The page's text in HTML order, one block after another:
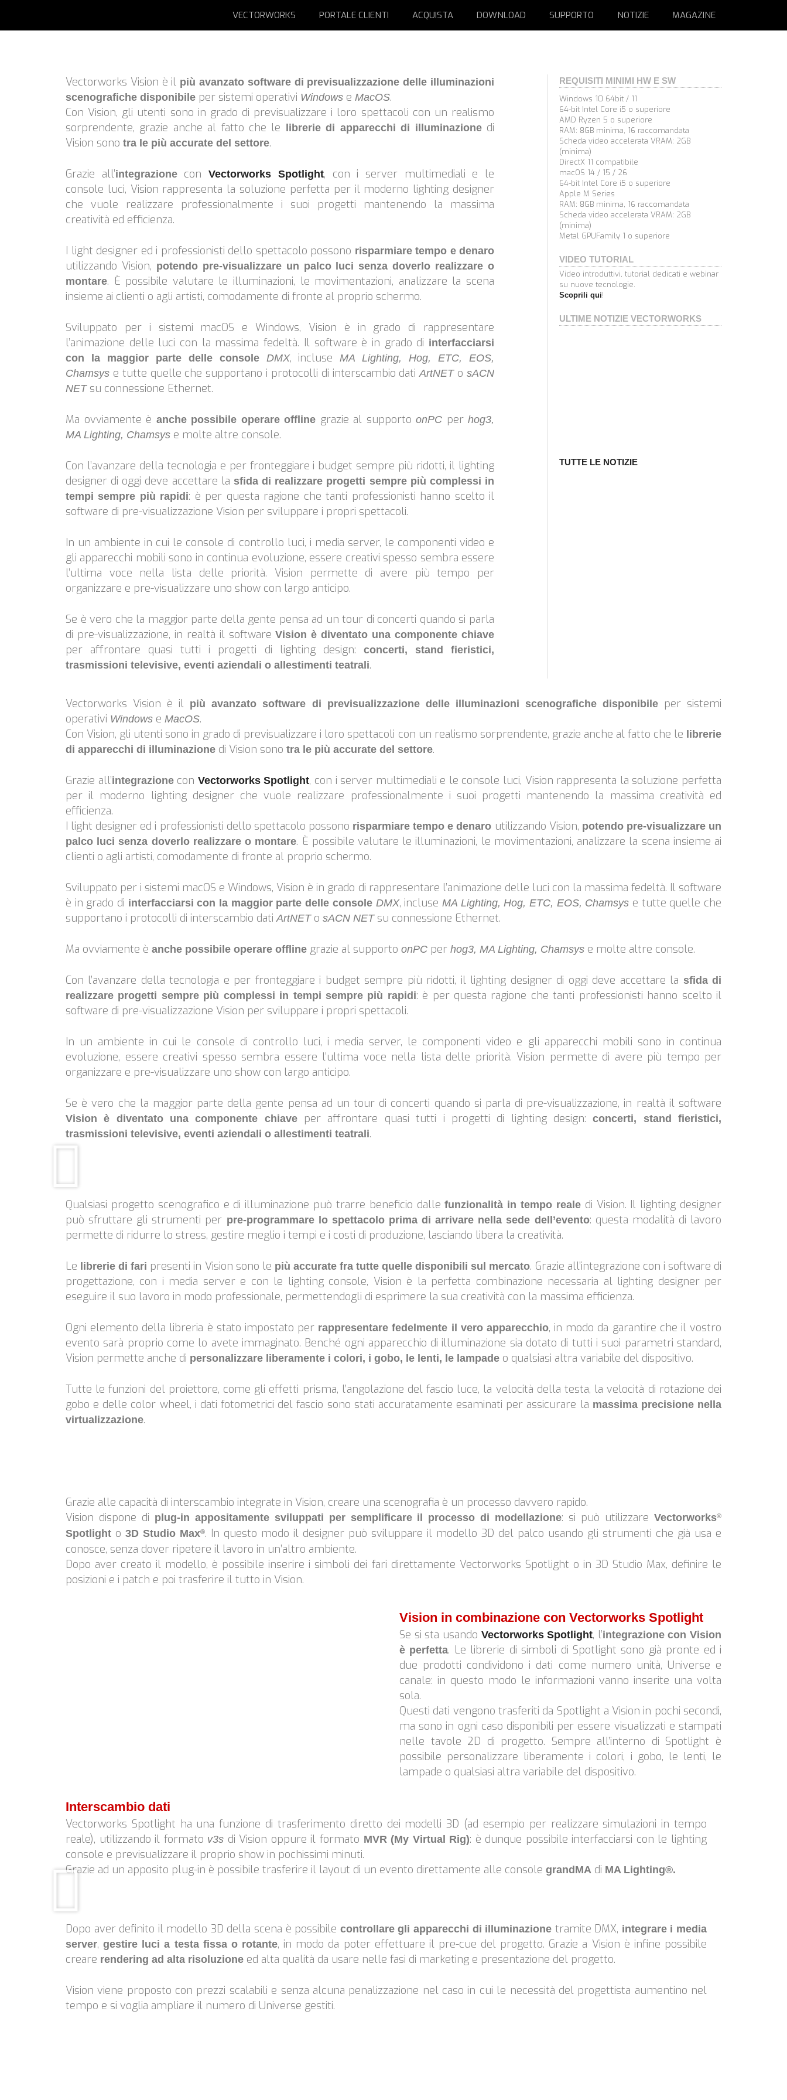
VECTORWORKS PORTALE CLIENTI ACQUISTA DOWNLOAD SUPPORTO NOTIZIE MAGAZINE
Vectorworks Vision è il più avanzato software di previsualizzazione delle illuminazioni
scenografiche disponibile per sistemi operativi Windows e MacOS.
Con Vision, gli utenti sono in grado di previsualizzare i loro spettacoli con un realismo
sorprendente, grazie anche al fatto che le
librerie di apparecchi di illuminazionedi
Vision sono tra le più accurate del settore.
Grazie all’integrazioneconVectorworks Spotlight, con i server multimediali e le
console luci, Vision rappresenta la soluzione perfetta per il moderno lighting designer
che vuole realizzare professionalmente i suoi progetti mantenendo la massima
creatività ed efficienza.
I light designer ed i professionisti dello spettacolo possono risparmiare tempo e denaro
utilizzando Vision, potendo pre-visualizzare un palco luci senza doverlo realizzare o
montare. È possibile valutare le illuminazioni, le movimentazioni, analizzare la scena
insieme ai clienti o agli artisti, comodamente di fronte al proprio schermo.
Sviluppato per i sistemi macOS e Windows, Vision è in grado di rappresentare
l’animazione delle luci con la massima fedeltà. Il software è in grado di interfacciarsi
con la maggior parte delle console
DMX, incluseMA Lighting, Hog, ETC, EOS,
Chamsys e tutte quelle che supportano i protocolli di interscambio datiArtNETosACN
NETsu connessione Ethernet.
Ma ovviamente è anche possibile operare offline grazie al supporto onPC per hog3,
MA Lighting, Chamsys e molte altre console.
Con l’avanzare della tecnologia e per fronteggiare i budget sempre più ridotti, il lighting
designer di oggi deve accettare la sfida di realizzare progetti sempre più complessi in
tempi sempre più rapidi: è per questa ragione che tanti professionisti hanno scelto il
software di pre-visualizzazione Vision per sviluppare i propri spettacoli.
In un ambiente in cui le console di controllo luci, i media server, le componenti video e
gli apparecchi mobili sono in continua evoluzione, essere creativi spesso sembra essere
l’ultima voce nella lista delle priorità. Vision permette di avere più tempo per
organizzare e pre-visualizzare uno show con largo anticipo.
Se è vero che la maggior parte della gente pensa ad un tour di concerti quando si parla
di pre-visualizzazione, in realtà il softwareVision è diventato una componente chiave
per affrontare quasi tutti i progetti di lighting design:
concerti, stand fieristici,
trasmissioni televisive, eventi aziendali o allestimenti teatrali.
REQUISITI MINIMI HW E SW
Windows 10 64bit / 11
64-bit Intel Core i5 o superiore
AMD Ryzen 5 o superiore
RAM: 8GB minima, 16 raccomandata
Scheda video accelerata VRAM: 2GB
(minima)
DirectX 11 compatibile
macOS 14 / 15 / 26
64-bit Intel Core i5 o superiore
Apple M Series
RAM: 8GB minima, 16 raccomandata
Scheda video accelerata VRAM: 2GB
(minima)
Metal GPUFamily 1 o superiore
VIDEO TUTORIAL
Video introduttivi, tutorial dedicati e webinar
su nuove tecnologie.
Scoprili qui!
ULTIME NOTIZIE VECTORWORKS
TUTTE LE NOTIZIE
Vectorworks Vision è il più avanzato software di previsualizzazione delle illuminazioni scenografiche disponibileper sistemi
operativi Windows e MacOS.
Con Vision, gli utenti sono in grado di previsualizzare i loro spettacoli con un realismo sorprendente, grazie anche al fatto che le librerie
di apparecchi di illuminazione di Vision sono tra le più accurate del settore.
Grazie all’integrazionecon Vectorworks Spotlight, con i server multimediali e le console luci, Vision rappresenta la soluzione perfetta
per il moderno lighting designer che vuole realizzare professionalmente i suoi progetti mantenendo la massima creatività ed
efficienza.
I light designer ed i professionisti dello spettacolo possono risparmiare tempo e denaro utilizzando Vision, potendo pre-visualizzare un
palco luci senza doverlo realizzare o montare. È possibile valutare le illuminazioni, le movimentazioni, analizzare la scena insieme ai
clienti o agli artisti, comodamente di fronte al proprio schermo.
Sviluppato per i sistemi macOS e Windows, Vision è in grado di rappresentare l’animazione delle luci con la massima fedeltà. Il software
è in grado di interfacciarsi con la maggior parte delle console DMX, incluse MA Lighting, Hog, ETC, EOS, Chamsys e tutte quelle che
supportano i protocolli di interscambio datiArtNETo sACN NETsu connessione Ethernet.
Ma ovviamente è anche possibile operare offline grazie al supporto onPC per hog3, MA Lighting, Chamsys e molte altre console.
Con l’avanzare della tecnologia e per fronteggiare i budget sempre più ridotti, il lighting designer di oggi deve accettare la sfida di
realizzare progetti sempre più complessi in tempi sempre più rapidi: è per questa ragione che tanti professionisti hanno scelto il
software di pre-visualizzazione Vision per sviluppare i propri spettacoli.
In un ambiente in cui le console di controllo luci, i media server, le componenti video e gli apparecchi mobili sono in continua
evoluzione, essere creativi spesso sembra essere l’ultima voce nella lista delle priorità. Vision permette di avere più tempo per
organizzare e pre-visualizzare uno show con largo anticipo.
Se è vero che la maggior parte della gente pensa ad un tour di concerti quando si parla di pre-visualizzazione, in realtà il software
Vision è diventato una componente chiaveper affrontare quasi tutti i progetti di lighting design:concerti, stand fieristici,
trasmissioni televisive, eventi aziendali o allestimenti teatrali.
Qualsiasi progetto scenografico e di illuminazione può trarre beneficio dallefunzionalità in tempo realedi Vision. Il lighting designer
può sfruttare gli strumenti per pre-programmare lo spettacolo prima di arrivare nella sede dell’evento: questa modalità di lavoro
permette di ridurre lo stress, gestire meglio i tempi e i costi di produzione, lasciando libera la creatività.
Le librerie di fari presenti in Vision sono le più accurate fra tutte quelle disponibili sul mercato. Grazie all’integrazione con i software di
progettazione, con i media server e con le lighting console, Vision è la perfetta combinazione necessaria al lighting designer per
eseguire il suo lavoro in modo professionale, permettendogli di esprimere la sua creatività con la massima efficienza.
Ogni elemento della libreria è stato impostato per rappresentare fedelmente il vero apparecchio, in modo da garantire che il vostro
evento sarà proprio come lo avete immaginato. Benché ogni apparecchio di illuminazione sia dotato di tutti i suoi parametri standard,
Vision permette anche di personalizzare liberamente i colori, i gobo, le lenti, le lampade o qualsiasi altra variabile del dispositivo.
Tutte le funzioni del proiettore, come gli effetti prisma, l’angolazione del fascio luce, la velocità della testa, la velocità di rotazione dei
gobo e delle color wheel, i dati fotometrici del fascio sono stati accuratamente esaminati per assicurare la massima precisione nella
virtualizzazione.
Grazie alle capacità di interscambio integrate in Vision, creare una scenografia è un processo davvero rapido.
Vision dispone di plug-in appositamente sviluppati per semplificare il processo di modellazione: si può utilizzareVectorworks®
Spotlight o 3D Studio Max®. In questo modo il designer può sviluppare il modello 3D del palco usando gli strumenti che già usa e
conosce, senza dover ripetere il lavoro in un’altro ambiente.
Dopo aver creato il modello, è possibile inserire i simboli dei fari direttamente Vectorworks Spotlight o in 3D Studio Max, definire le
posizioni e i patch e poi trasferire il tutto in Vision.
Vision in combinazione con Vectorworks Spotlight
Se si sta usando Vectorworks Spotlight, l’integrazione con Vision
è perfetta. Le librerie di simboli di Spotlight sono già pronte ed i
due prodotti condividono i dati come numero unità, Universe e
canale: in questo modo le informazioni vanno inserite una volta
sola.
Questi dati vengono trasferiti da Spotlight a Vision in pochi secondi,
ma sono in ogni caso disponibili per essere visualizzati e stampati
nelle tavole 2D di progetto. Sempre all’interno di Spotlight è
possibile personalizzare liberamente i colori, i gobo, le lenti, le
lampade o qualsiasi altra variabile del dispositivo.
Interscambio dati
Vectorworks Spotlight ha una funzione di trasferimento diretto dei modelli 3D (ad esempio per realizzare simulazioni in tempo
reale), utilizzando il formato v3s di Vision oppure il formato MVR (My Virtual Rig): è dunque possibile interfacciarsi con le lighting
console e previsualizzare il proprio show in pochissimi minuti.
Grazie ad un apposito plug-in è possibile trasferire il layout di un evento direttamente alle console grandMA di MA Lighting®.
Dopo aver definito il modello 3D della scena è possibile controllare gli apparecchi di illuminazione tramite DMX, integrare i media
server,gestire luci a testa fissa o rotante, in modo da poter effettuare il pre-cue del progetto. Grazie a Vision è infine possibile
creare rendering ad alta risoluzione ed alta qualità da usare nelle fasi di marketing e presentazione del progetto.
Vision viene proposto con prezzi scalabili e senza alcuna penalizzazione nel caso in cui le necessità del progettista aumentino nel
tempo e si voglia ampliare il numero di Universe gestiti.